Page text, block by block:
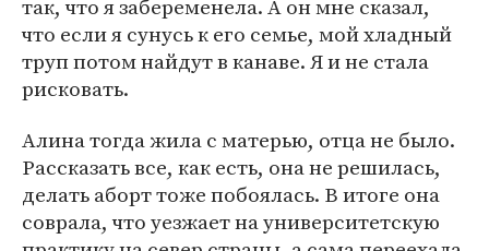
так, что я забеременела. А он мне сказал,
что если я сунусь к его семье, мой хладный
труп потом найдут в канаве. Я и не стала
рисковать.
Алина тогда жила с матерью, отца не было.
Рассказать все, как есть, она не решилась,
делать аборт тоже побоялась. В итоге она
соврала, что уезжает на университетскую